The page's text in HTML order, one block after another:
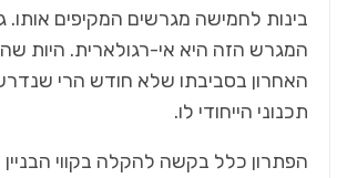
בינות לחמישה מגרשים המקיפים אותו.
המגרש הזה היא אי-רגולארית. היות
האחרון בסביבתו שלא חודש הרי
תכנוני הייחודי לו.
הפתרון כלל בקשה להקלה בקווי הבניין